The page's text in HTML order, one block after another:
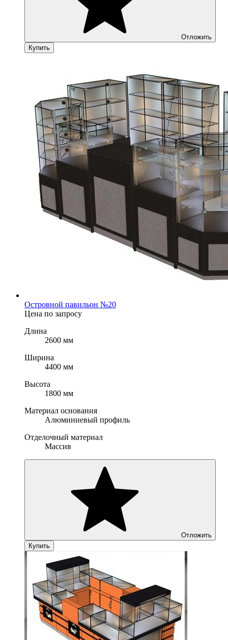
Отложить
Купить
Островной павильон №20
Цена по запросу
Длина
2600 мм
Ширина
4400 мм
Высота
1800 мм
Материал основания
Алюминиевый профиль
Отделочный материал
Массив
Отложить
Купить